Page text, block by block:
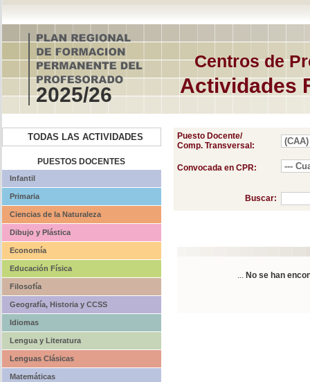
Centros de
Actividades
2025/26
TODAS LAS ACTIVIDADES
PUESTOS DOCENTES
Infantil
Primaria
Ciencias de la Naturaleza
Dibujo y Plástica
Economía
Educación Física
Filosofía
Geografía, Historia y CCSS
Idiomas
Lengua y Literatura
Lenguas Clásicas
Matemáticas
Puesto Docente/
Comp. Transversal:
Convocada en CPR:
Buscar:
... No se han